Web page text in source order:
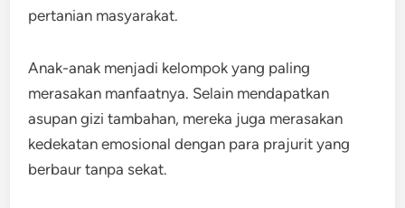
pertanian masyarakat.
Anak-anak menjadi kelompok yang paling
merasakan manfaatnya. Selain mendapatkan
asupan gizi tambahan, mereka juga merasakan
kedekatan emosional dengan para prajurit yang
berbaur tanpa sekat.